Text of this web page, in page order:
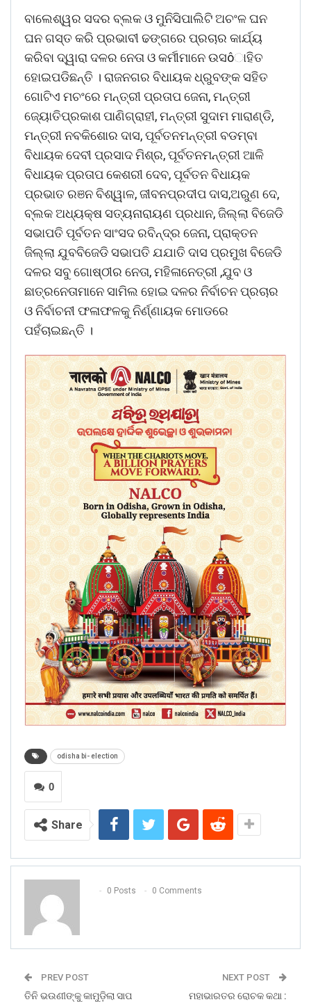
ବାଲେଶ୍ୱର ସଦର ବ୍ଲକ ଓ ମୁନିସିପାଲିଟି ଅଚଂଳ ଘନ
ଘନ ଗସ୍ତ କରି ପ୍ରଭାବୀ ଢଙ୍ଗରେ ପ୍ରଚାର କାର୍ଯ୍ୟ
କରିବା ଦ୍ୱାରା ଦଳର ନେତା ଓ କର୍ମୀମାନେ ଉସôାହିତ
ହୋଇପଡିଛନ୍ତି । ରାଜନଗର ବିଧାୟକ ଧ୍ରୁବଙ୍କ ସହିତ
ଗୋଟିଏ ମଚଂରେ ମନ୍ତ୍ରୀ ପ୍ରତାପ ଜେନା, ମନ୍ତ୍ରୀ
ଜ୍ୟୋତିପ୍ରକାଶ ପାଣିଗ୍ରାହୀ, ମନ୍ତ୍ରୀ ସୁଦାମ ମାରାଣ୍ଡି,
ମନ୍ତ୍ରୀ ନବକିଶୋର ଦାସ, ପୂର୍ବତନମନ୍ତ୍ରୀ ବଡମ୍ବା
ବିଧାୟକ ଦେବୀ ପ୍ରସାଦ ମିଶ୍ର, ପୂର୍ବତନମନ୍ତ୍ରୀ ଆଳି
ବିଧାୟକ ପ୍ରତାପ କେଶରୀ ଦେବ, ପୂର୍ବତନ ବିଧାୟକ
ପ୍ରଭାତ ରଞନ ବିଶ୍ୱାଳ, ଜୀବନପ୍ରଦୀପ ଦାସ,ଅରୁଣ ଦେ,
ବ୍ଲକ ଅଧ୍ୟକ୍ଷ ସତ୍ୟନାରାୟଣ ପ୍ରଧାନ, ଜିଲ୍ଲା ବିଜେଡି
ସଭାପତି ପୂର୍ବତନ ସାଂସଦ ରବିନ୍ଦ୍ର ଜେନା, ପ୍ରାକ୍ତନ
ଜିଲ୍ଲା ଯୁବବିଜେଡି ସଭାପତି ଯଯାତି ଦାସ ପ୍ରମୁଖ ବିଜେଡି
ଦଳର ସବୁ ଗୋଷ୍ଠୀର ନେତା, ମହିଳାନେତ୍ରୀ ,ଯୁବ ଓ
ଛାତ୍ରନେତାମାନେ ସାମିଲ ହୋଇ ଦଳର ନିର୍ବାଚନ ପ୍ରଚାର
ଓ ନିର୍ବାଚନୀ ଫଳାଫଳକୁ ନିର୍ଣ୍ଣାୟକ ମୋଡରେ
ପହଁଚାଇଛନ୍ତି ।
odisha bi- election
0
Share
0 Posts 0 Comments
PREV POST
ତିନି ଭଉଣୀଙ୍କୁ କାମୁଡ଼ିଲା ସାପ
NEXT POST
ମହାଭାରତର ରୋଚକ କଥା :